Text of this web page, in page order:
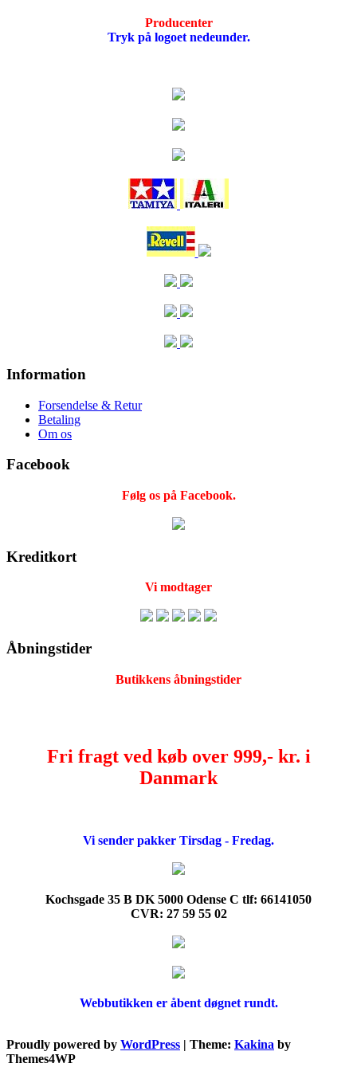
Producenter
Tryk på logoet nedeunder.
Information
Forsendelse & Retur
Betaling
Om os
Facebook
Følg os på Facebook.
Kreditkort
Vi modtager
Åbningstider
Butikkens åbningstider
Fri fragt ved køb over 999,- kr. i
Danmark
Vi sender pakker Tirsdag - Fredag.
Kochsgade 35 B DK 5000 Odense C tlf: 66141050
CVR: 27 59 55 02
Webbutikken er åbent døgnet rundt.
Proudly powered by WordPress | Theme: Kakina by
Themes4WP